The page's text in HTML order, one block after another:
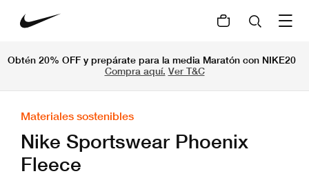
Obtén 20% OFF y prepárate para la media Maratón con NIKE20
Compra aquí. Ver T&C
Materiales sostenibles
Nike Sportswear Phoenix
Fleece